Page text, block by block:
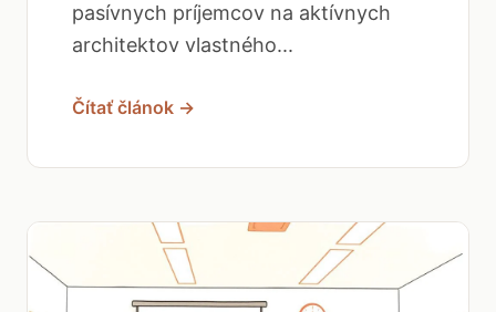
pasívnych príjemcov na aktívnych
architektov vlastného...
Čítať článok →